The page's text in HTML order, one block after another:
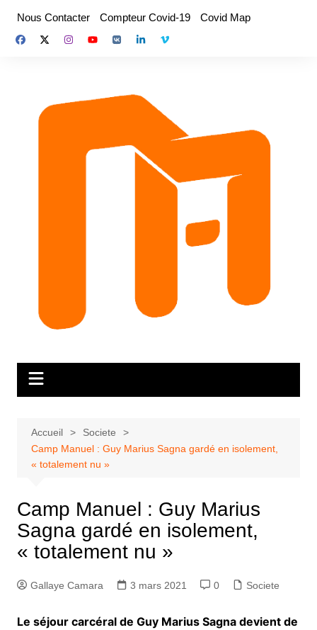
contenu
Nous Contacter Compteur Covid-19 Covid Map
Accueil
Societe
Camp Manuel : Guy Marius Sagna gardé en isolement,
« totalement nu »
Camp Manuel : Guy Marius
Sagna gardé en isolement,
« totalement nu »
Gallaye Camara 3 mars 2021 0 Societe
Le séjour carcéral de Guy Marius Sagna devient de